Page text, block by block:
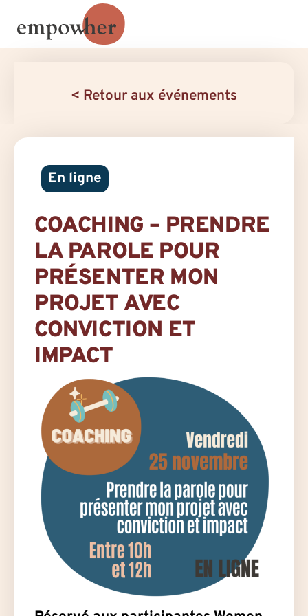
< Retour aux événements
En ligne
COACHING – PRENDRE
LA PAROLE POUR
PRÉSENTER MON
PROJET AVEC
CONVICTION ET
IMPACT